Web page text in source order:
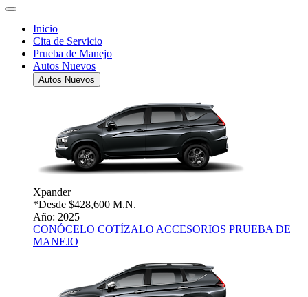
Inicio
Cita de Servicio
Prueba de Manejo
Autos Nuevos
Autos Nuevos
Xpander
*Desde $428,600 M.N.
Año: 2025
CONÓCELO COTÍZALO ACCESORIOS PRUEBA DE
MANEJO